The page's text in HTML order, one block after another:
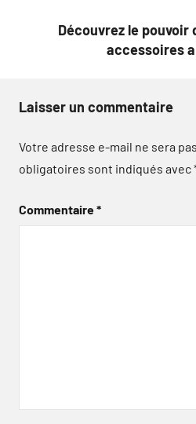
Découvrez le
accessoires
Laisser un commentaire
Votre adresse e-mail ne sera
obligatoires sont indiqués avec
Commentaire*